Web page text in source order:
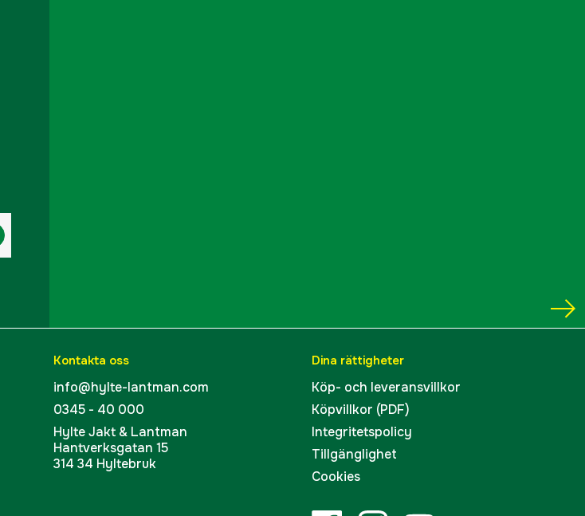
Kontakta oss
info@hylte-lantman.com
0345 - 40 000
Hylte Jakt & Lantman
Hantverksgatan 15
314 34 Hyltebruk
Dina rättigheter
Köp- och leveransvillkor
Köpvillkor (PDF)
Integritetspolicy
Tillgänglighet
Cookies